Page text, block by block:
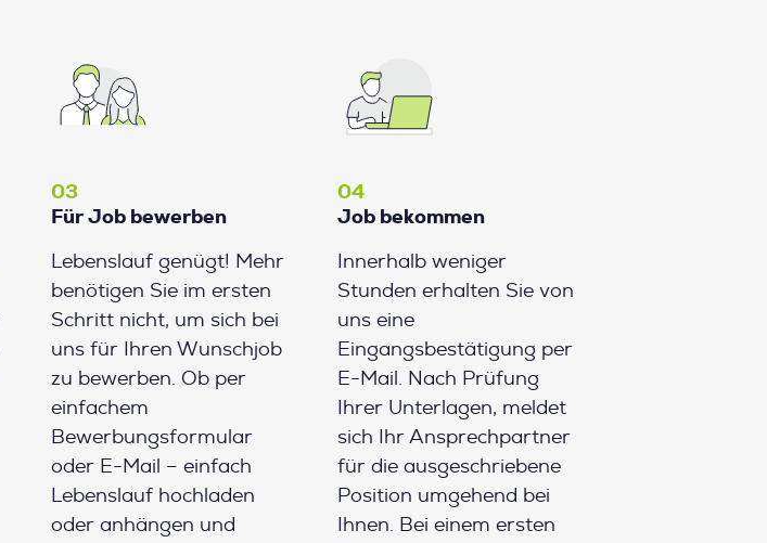
03
Für Job bewerben
Lebenslauf genügt! Mehr
benötigen Sie im ersten
Schritt nicht, um sich bei
uns für Ihren Wunschjob
zu bewerben. Ob per
einfachem
Bewerbungsformular
oder E-Mail – einfach
Lebenslauf hochladen
oder anhängen und
04
Job bekommen
Innerhalb weniger
Stunden erhalten Sie von
uns eine
Eingangsbestätigung per
E-Mail. Nach Prüfung
Ihrer Unterlagen, meldet
sich Ihr Ansprechpartner
für die ausgeschriebene
Position umgehend bei
Ihnen. Bei einem ersten